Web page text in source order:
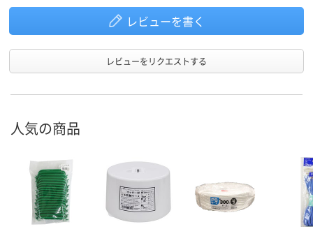
レビューを書く
レビューをリクエストする
人気の商品